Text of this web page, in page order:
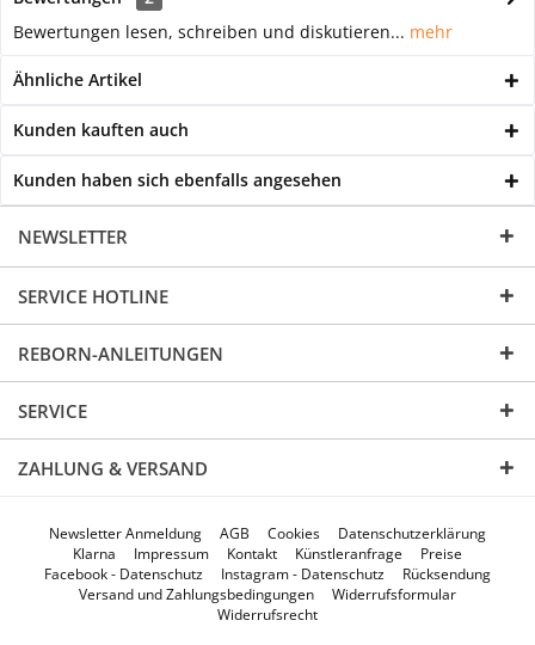
Bewertungen lesen, schreiben und diskutieren... mehr
Ähnliche Artikel
Kunden kauften auch
Kunden haben sich ebenfalls angesehen
NEWSLETTER
SERVICE HOTLINE
REBORN-ANLEITUNGEN
SERVICE
ZAHLUNG & VERSAND
Newsletter Anmeldung AGB Cookies
Datenschutzerklärung
Klarna
Impressum Kontakt Künstleranfrage
Preise
Facebook - Datenschutz
Instagram - Datenschutz
Rücksendung
Versand und Zahlungsbedingungen
Widerrufsformular
Widerrufsrecht